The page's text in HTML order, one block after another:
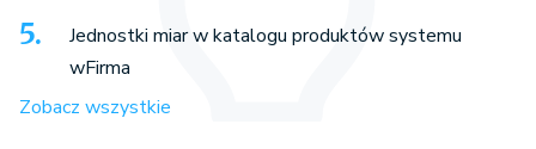
Jednostki miar w katalogu produktów systemu
wFirma
Zobacz wszystkie